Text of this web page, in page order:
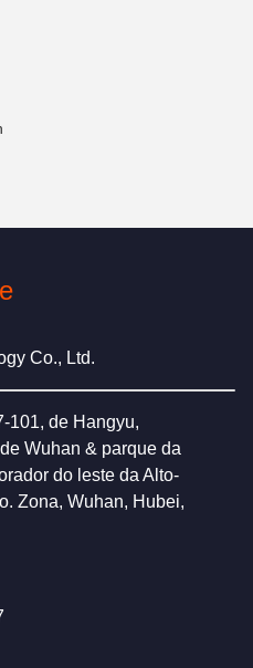
Co., Ltd.
101, de Hangyu,
Wuhan & parque da
do leste da Alto-
Zona, Wuhan, Hubei,